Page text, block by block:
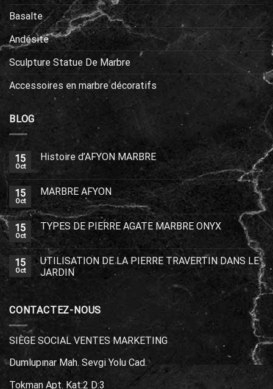
Basalte
Andésite
Sculpture Statue De Marbre
Accessoires en marbre décoratifs
BLOG
15
Oct
Histoire d’AFYON MARBRE
15
Oct
MARBRE AFYON
15
Oct
TYPES DE PIERRE AGATE MARBRE ONYX
15
Oct
UTILISATION DE LA PIERRE TRAVERTIN DANS LE
JARDIN
CONTACTEZ-NOUS
SIÈGE SOCIAL VENTES MARKETING
Dumlupınar Mah. Sevgi Yolu Cad.
Tokman Apt. Kat:2 D:3